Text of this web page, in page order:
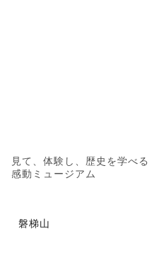
見て、体験し、歴史を学べる
感動ミュージアム
磐梯山